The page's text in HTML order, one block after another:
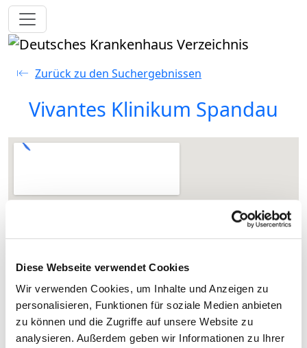
Diese Webseite verwendet Cookies
Wir verwenden Cookies, um Inhalte und Anzeigen zu
personalisieren, Funktionen für soziale Medien anbieten
zu können und die Zugriffe auf unsere Website zu
analysieren. Außerdem geben wir Informationen zu Ihrer
Toggle navigation
Zurück zu den Suchergebnissen
Vivantes Klinikum Spandau